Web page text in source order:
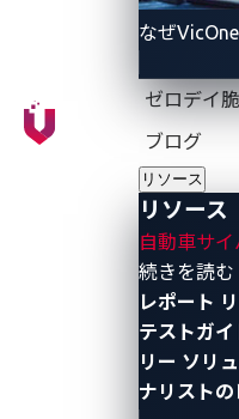
なぜ
ゼロデイ
ブログ
リソース
リソース
自動車サ
続きを読む
レポート
テストガイ
リー ソリ
ナリストの
の結果、不正なCANメ
で自動車に診断作業を
攻撃は以下の手順で展
Bluetoothを活用
不正なWi-Fiアク
アを設置する
フラッシュ操作に
車載インフォテイ